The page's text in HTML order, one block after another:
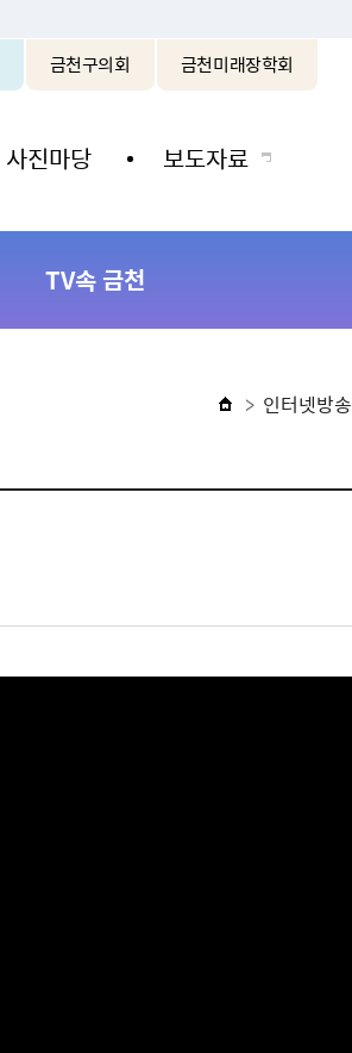
금천구의회 금천미래장학회
사진마당 보도자료
TV속 금천
인터넷방송